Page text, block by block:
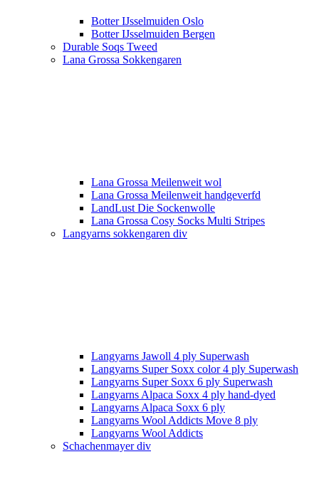
Botter IJsselmuiden Oslo
Botter IJsselmuiden Bergen
Durable Soqs Tweed
Lana Grossa Sokkengaren
Lana Grossa Meilenweit wol
Lana Grossa Meilenweit handgeverfd
LandLust Die Sockenwolle
Lana Grossa Cosy Socks Multi Stripes
Langyarns sokkengaren div
Langyarns Jawoll 4 ply Superwash
Langyarns Super Soxx color 4 ply Superwash
Langyarns Super Soxx 6 ply Superwash
Langyarns Alpaca Soxx 4 ply hand-dyed
Langyarns Alpaca Soxx 6 ply
Langyarns Wool Addicts Move 8 ply
Langyarns Wool Addicts
Schachenmayer div